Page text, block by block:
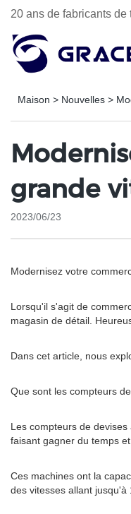
20 ans de fabricants
Maison > Nouvelles >
grande
2023/06/23
Modernisez votre
Lorsqu'il s'agit de
magasin de détail.
Dans cet article, nous
Que sont les compteurs
Les compteurs de
faisant gagner du temps
Ces machines ont la
des vitesses allant jusqu'à